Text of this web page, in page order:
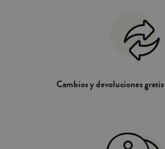
Cambios y devoluciones